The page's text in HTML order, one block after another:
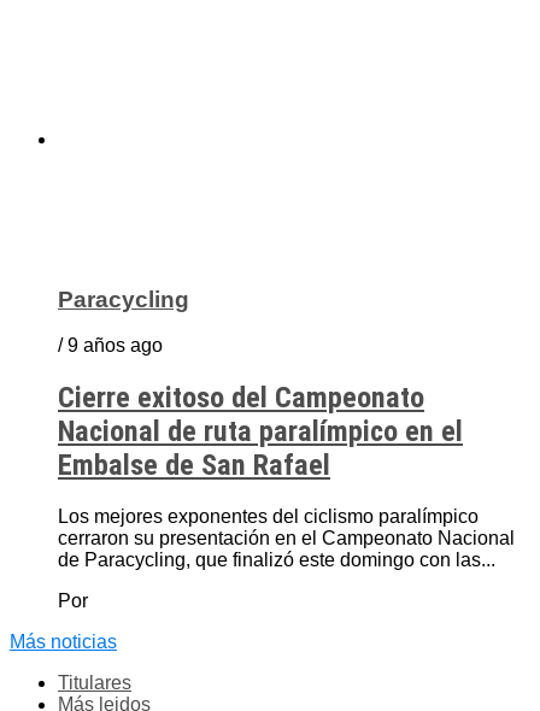
Paracycling
/ 9 años ago
Cierre exitoso del Campeonato
Nacional de ruta paralímpico en el
Embalse de San Rafael
Los mejores exponentes del ciclismo paralímpico
cerraron su presentación en el Campeonato Nacional
de Paracycling, que finalizó este domingo con las...
Por
Más noticias
Titulares
Más leidos